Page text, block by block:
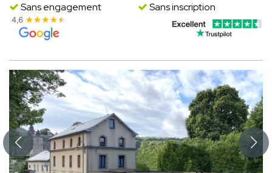
Sans engagement
Sans inscription